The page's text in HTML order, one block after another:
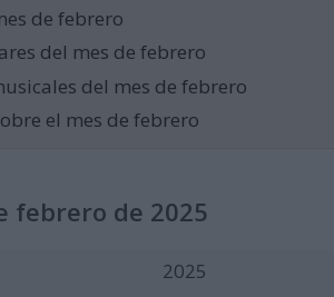
de febrero
del mes de febrero
del mes de febrero
el mes de febrero
febrero de 2025
2025